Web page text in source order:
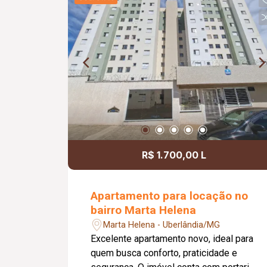
serviço com armário, 01 banheiro social
com box em vidro e armário sob a pia,
elevador e 01 vaga de estacionamento.
O condomínio oferece portaria 24
horas, garantindo mais tranquilidade e
segurança para os moradores. Agende
sua visita e venha conhecer esta
excelente oportunidade de morar em
um imóvel moderno, funcional e bem
localizado!
R$ 1.700,00 L
Apartamento para locação no
bairro Marta Helena
Marta Helena - Uberlândia/MG
Excelente apartamento novo, ideal para
quem busca conforto, praticidade e